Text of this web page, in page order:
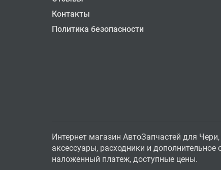
Контакты
Политика безопасности
Интернет магазин АвтоЗапчастей для
аксессуары, расходники и
наложенный платеж, доступные цены.